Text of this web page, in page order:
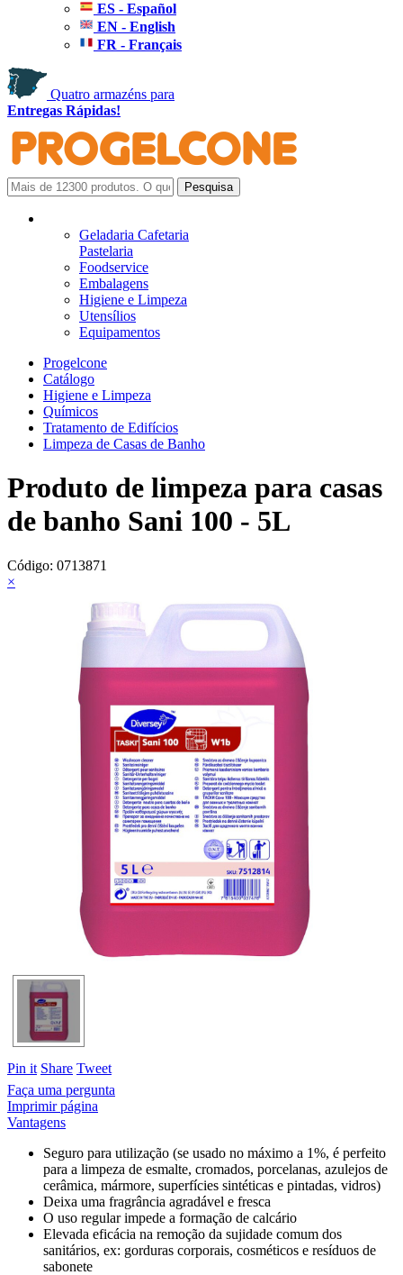
ES - Español
EN - English
FR - Français
Quatro armazéns para
Entregas Rápidas!
Geladaria Cafetaria
Pastelaria
Foodservice
Embalagens
Higiene e Limpeza
Utensílios
Equipamentos
Progelcone
Catálogo
Higiene e Limpeza
Químicos
Tratamento de Edifícios
Limpeza de Casas de Banho
Produto de limpeza para casas
de banho Sani 100 - 5L
Código: 0713871
×
Pin it Share Tweet
Faça uma pergunta
Imprimir página
Vantagens
Seguro para utilização (se usado no máximo a 1%, é perfeito
para a limpeza de esmalte, cromados, porcelanas, azulejos de
cerâmica, mármore, superfícies sintéticas e pintadas, vidros)
Deixa uma fragrância agradável e fresca
O uso regular impede a formação de calcário
Elevada eficácia na remoção da sujidade comum dos
sanitários, ex: gorduras corporais, cosméticos e resíduos de
sabonete